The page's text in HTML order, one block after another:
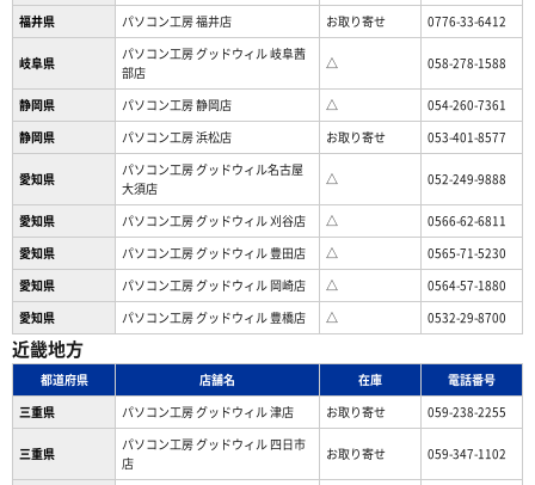
福井県
パソコン工房 福井店 お取り寄せ 0776-33-6412
岐阜県
パソコン工房 グッドウィル 岐阜茜
部店
△ 058-278-1588
静岡県 パソコン工房 静岡店 △
054-260-7361
静岡県
パソコン工房 浜松店 お取り寄せ 053-401-8577
愛知県
パソコン工房 グッドウィル名古屋
大須店
△ 052-249-9888
愛知県 パソコン工房 グッドウィル 刈谷店 △
0566-62-6811
愛知県
パソコン工房 グッドウィル 豊田店 △
0565-71-5230
愛知県
パソコン工房 グッドウィル 岡崎店 △
0564-57-1880
愛知県
パソコン工房 グッドウィル 豊橋店 △ 0532-29-8700
近畿地方
都道府県 店舗名 在庫
電話番号
三重県
パソコン工房 グッドウィル 津店 お取り寄せ 059-238-2255
三重県
パソコン工房 グッドウィル 四日市
店
お取り寄せ 059-347-1102